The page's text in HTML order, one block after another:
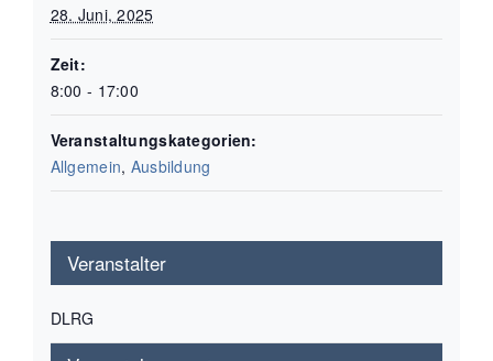
28. Juni, 2025
Zeit:
8:00 - 17:00
Veranstaltungskategorien:
Allgemein, Ausbildung
Veranstalter
DLRG